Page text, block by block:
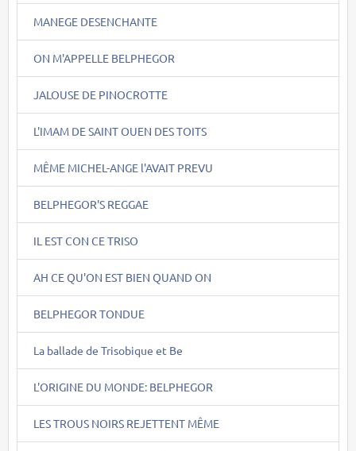
MANEGE DESENCHANTE
ON M'APPELLE BELPHEGOR
JALOUSE DE PINOCROTTE
L'IMAM DE SAINT OUEN DES TOITS
MÊME MICHEL-ANGE l'AVAIT PREVU
BELPHEGOR'S REGGAE
IL EST CON CE TRISO
AH CE QU'ON EST BIEN QUAND ON
BELPHEGOR TONDUE
La ballade de Trisobique et Be
L'ORIGINE DU MONDE: BELPHEGOR
LES TROUS NOIRS REJETTENT MÊME